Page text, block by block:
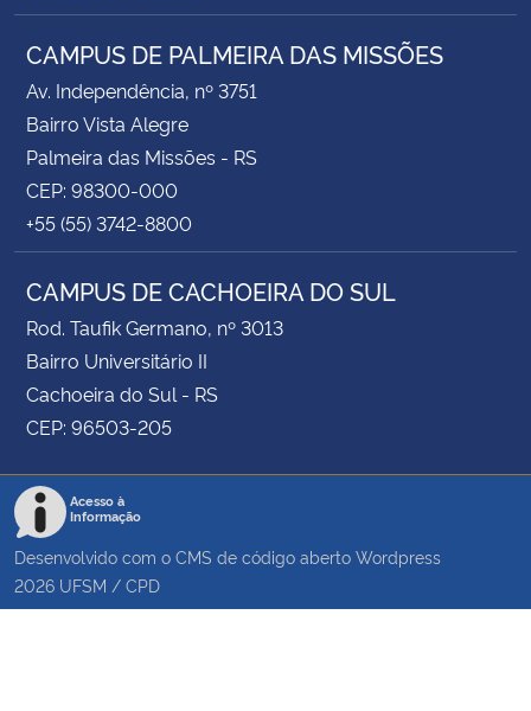
CAMPUS DE PALMEIRA DAS MISSÕES
Av. Independência, nº 3751
Bairro Vista Alegre
Palmeira das Missões - RS
CEP: 98300-000
+55 (55) 3742-8800
CAMPUS DE CACHOEIRA DO SUL
Rod. Taufik Germano, nº 3013
Bairro Universitário II
Cachoeira do Sul - RS
CEP: 96503-205
Acesso à
Informação
Desenvolvido com o CMS de código aberto Wordpress
2026 UFSM / CPD